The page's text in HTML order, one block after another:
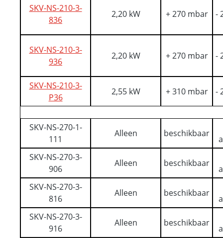
SKV-NS-210-3-
836
2,20 kW + 270 mbar -
SKV-NS-210-3-
936
2,20 kW + 270 mbar -
SKV-NS-210-3-
P36
2,55 kW + 310 mbar -
SKV-NS-270-1-
111
Alleen beschikbaar
SKV-NS-270-3-
906
Alleen beschikbaar
SKV-NS-270-3-
816
Alleen beschikbaar
SKV-NS-270-3-
916
Alleen beschikbaar